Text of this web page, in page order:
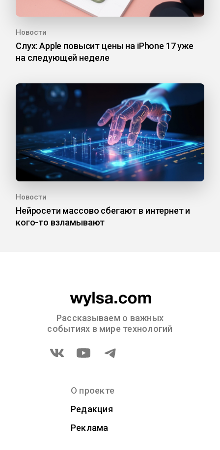
Новости
Слух: Apple повысит цены на iPhone 17 уже
на следующей неделе
Новости
Нейросети массово сбегают в интернет и
кого-то взламывают
Рассказываем о важных
событиях в мире технологий
О проекте
Редакция
Реклама